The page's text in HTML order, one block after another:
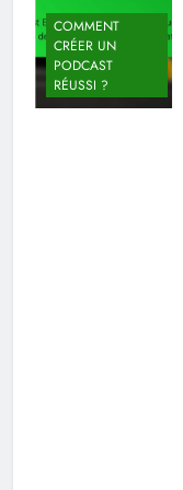
COMMENT
CRÉER UN
PODCAST
RÉUSSI ?